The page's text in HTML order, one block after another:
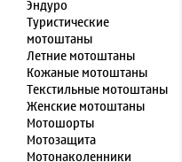
Эндуро
Туристические
мотоштаны
Летние мотоштаны
Кожаные мотоштаны
Текстильные мотоштаны
Женские мотоштаны
Мотошорты
Мотозащита
Мотонаколенники